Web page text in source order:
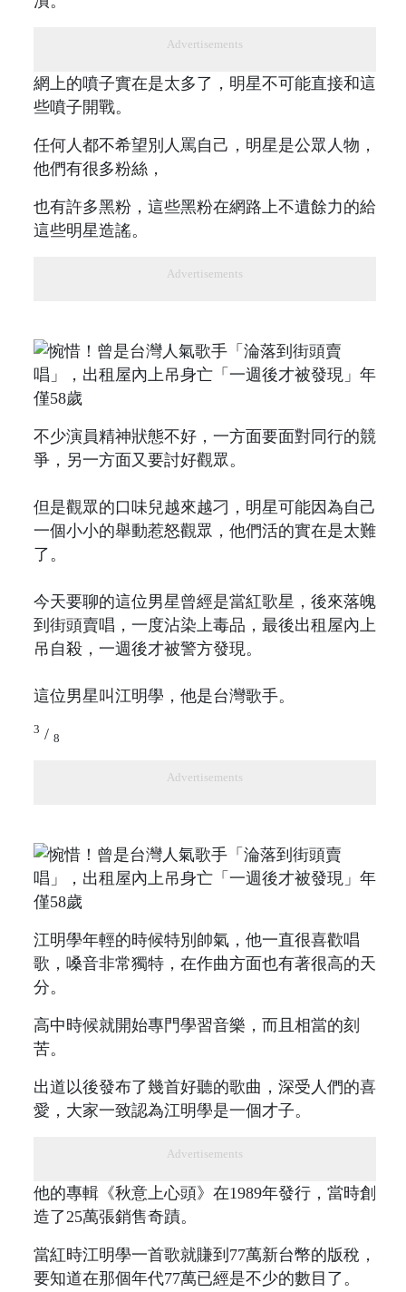
Advertisements
網上的噴子實在是太多了，明星不可能直接和這
些噴子開戰。
任何人都不希望別人罵自己，明星是公眾人物，
他們有很多粉絲，
也有許多黑粉，這些黑粉在網路上不遺餘力的給
這些明星造謠。
Advertisements
不少演員精神狀態不好，一方面要面對同行的競
爭，另一方面又要討好觀眾。
但是觀眾的口味兒越來越刁，明星可能因為自己
一個小小的舉動惹怒觀眾，他們活的實在是太難
了。
今天要聊的這位男星曾經是當紅歌星，後來落魄
到街頭賣唱，一度沾染上毒品，最後出租屋內上
吊自殺，一週後才被警方發現。
這位男星叫江明學，他是台灣歌手。
3 / 8
Advertisements
江明學年輕的時候特別帥氣，他一直很喜歡唱
歌，嗓音非常獨特，在作曲方面也有著很高的天
分。
高中時候就開始專門學習音樂，而且相當的刻
苦。
出道以後發布了幾首好聽的歌曲，深受人們的喜
愛，大家一致認為江明學是一個才子。
Advertisements
他的專輯《秋意上心頭》在1989年發行，當時創
造了25萬張銷售奇蹟。
當紅時江明學一首歌就賺到77萬新台幣的版稅，
要知道在那個年代77萬已經是不少的數目了。